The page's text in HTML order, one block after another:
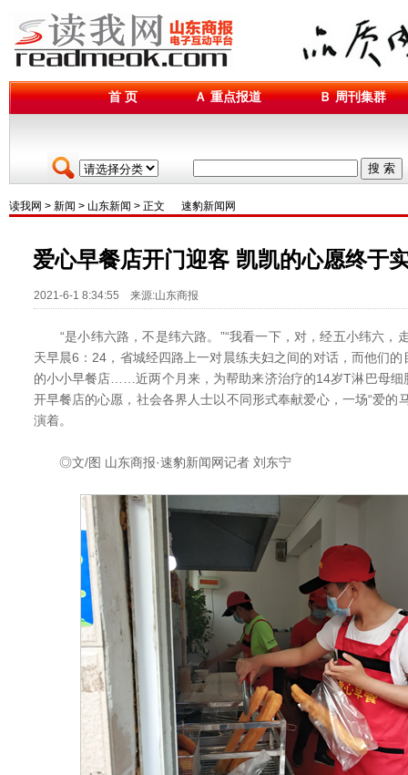
首 页 Ａ 重点报道 Ｂ 周刊集群
搜 索
读我网 > 新闻 > 山东新闻 > 正文 速豹新闻网
爱心早餐店开门迎客 凯凯的心愿终于
2021-6-1 8:34:55 来源:山东商报
“是小纬六路，不是纬六路。”“我看一下，对，经五小纬六，
天早晨6：24，省城经四路上一对晨练夫妇之间的对话，而他们
的小小早餐店……近两个月来，为帮助来济治疗的14岁T淋巴母细
开早餐店的心愿，社会各界人士以不同形式奉献爱心，一场“爱的
演着。
◎文/图 山东商报·速豹新闻网记者 刘东宁